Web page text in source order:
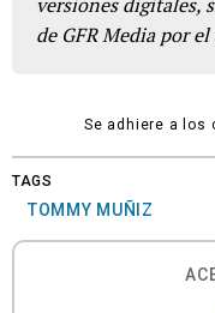
de GFR Media por
Se adhiere a los
TAGS
TOMMY MUÑIZ